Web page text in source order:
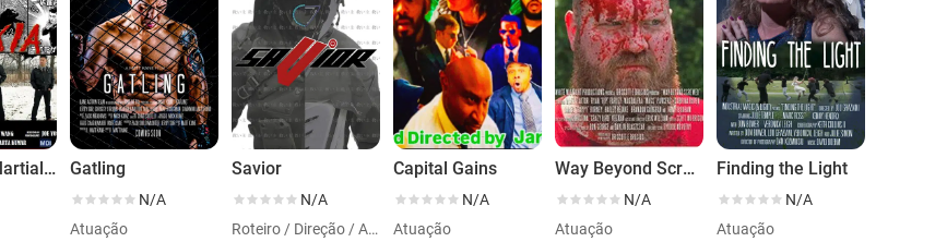
Wu Xia: A Martial Arts Tango Gatling
N/A
Atuação
Savior
N/A
Roteiro / Direção / Atuação
Capital Gains
N/A
Atuação
Way Beyond Screwed
N/A
Atuação
Finding the Light
N/A
Atuação